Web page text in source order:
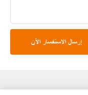
إرسال الاستفسار الآن